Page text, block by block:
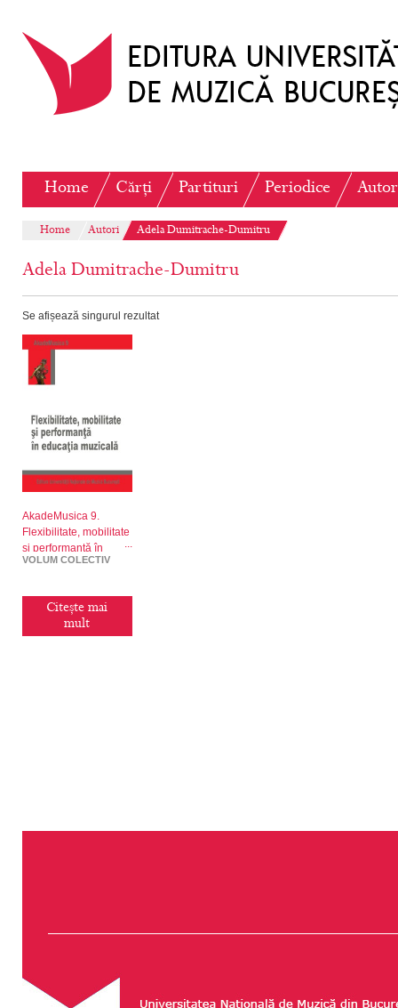
Home Cărți Partituri Periodice
Home Autori Adela Dumitrache-Dumitru
Adela Dumitrache-Dumitru
Se afișează singurul rezultat
AkadeMusica 9.
Flexibilitate, mobilitate
și performanță în
educația muzicală
VOLUM COLECTIV
Citește mai
mult